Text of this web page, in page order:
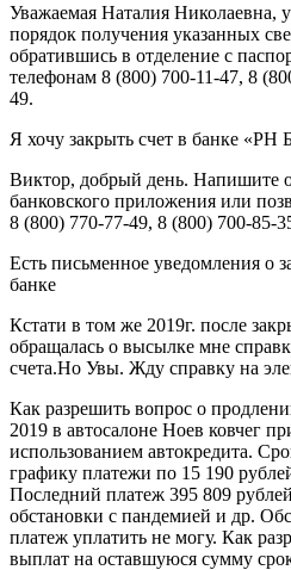
Уважаемая Наталия Николаевна,
порядок получения указанных
обратившись в отделение с
телефонам 8 (800) 700-11-47, 8
49.
Я хочу закрыть счет в банке «РН
Виктор, добрый день. Напишите
банковского приложения или
8 (800) 770-77-49, 8 (800) 700-85-
Есть письменное уведомления о
банке
Кстати в том же 2019г. после
обращалась о высылке мне
счета.Но Увы. Жду справку на
Как разрешить вопрос о
2019 в автосалоне Ноев ковчег
использованием автокредита.
графику платежи по 15 190
Последний платеж 395 809
обстановки с пандемией и др.
платеж уплатить не могу. Как
выплат на оставшуюся сумму